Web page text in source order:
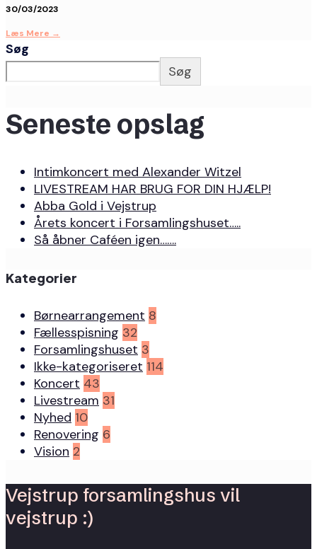
30/03/2023
Læs Mere →
Søg
Søg
Seneste opslag
Intimkoncert med Alexander Witzel
LIVESTREAM HAR BRUG FOR DIN HJÆLP!
Abba Gold i Vejstrup
Årets koncert i Forsamlingshuset…..
Så åbner Caféen igen…….
Kategorier
Børnearrangement 8
Fællesspisning 32
Forsamlingshuset 3
Ikke-kategoriseret 114
Koncert 43
Livestream 31
Nyhed 10
Renovering 6
Vision 2
Vejstrup forsamlingshus vil
vejstrup :)